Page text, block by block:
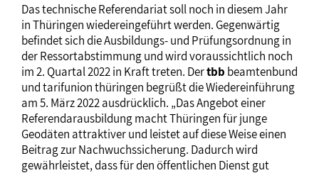
Das technische Referendariat soll noch in diesem Jahr
in Thüringen wiedereingeführt werden. Gegenwärtig
befindet sich die Ausbildungs- und Prüfungsordnung in
der Ressortabstimmung und wird voraussichtlich noch
im 2. Quartal 2022 in Kraft treten. Dertbb beamtenbund
und tarifunion thüringen begrüßt die Wiedereinführung
am 5. März 2022 ausdrücklich. „Das Angebot einer
Referendarausbildung macht Thüringen für junge
Geodäten attraktiver und leistet auf diese Weise einen
Beitrag zur Nachwuchssicherung. Dadurch wird
gewährleistet, dass für den öffentlichen Dienst gut